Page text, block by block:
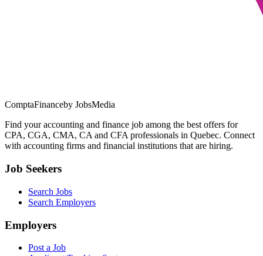
ComptaFinanceby JobsMedia
Find your accounting and finance job among the best offers for
CPA, CGA, CMA, CA and CFA professionals in Quebec. Connect
with accounting firms and financial institutions that are hiring.
Job Seekers
Search Jobs
Search Employers
Employers
Post a Job